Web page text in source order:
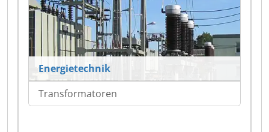
Energietechnik
Transformatoren